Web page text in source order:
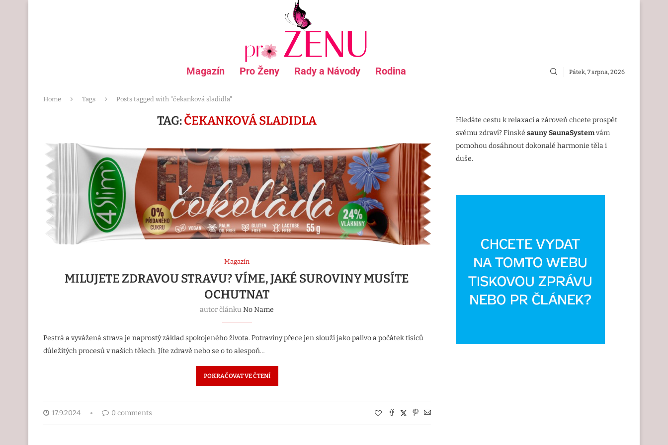
Magazín Pro Ženy Rady a Návody Rodina Pátek, 7 srpna, 2026
Home Tags Posts tagged with "čekanková sladidla"
TAG:ČEKANKOVÁ SLADIDLA
Magazín
MILUJETE ZDRAVOU STRAVU? VÍME, JAKÉ SUROVINY MUSÍTE
OCHUTNAT
autor článkuNo Name
Pestrá a vyvážená strava je naprostý základ spokojeného života. Potraviny přece jen slouží jako palivo a počátek tisíců
důležitých procesů v našich tělech. Jíte zdravě nebo se o to alespoň…
POKRAČOVAT VE ČTENÍ
17.9.2024 0 comments
Hledáte cestu k relaxaci a zároveň chcete prospět
svému zdraví? Finské sauny SaunaSystemvám
pomohou dosáhnout dokonalé harmonie těla i
duše.